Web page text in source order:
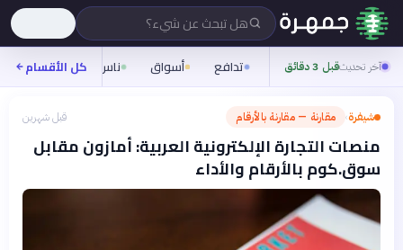
هل تبحث عن شيء؟
آخر تحديثقبل 3 دقائق تدافع أسواق ناس روح
كل الأقسام
شيفرة› مقارنة — مقارنة بالأرقام قبل شهرين
منصات التجارة الإلكترونية العربية: أمازون مقابل
سوق.كوم بالأرقام والأداء